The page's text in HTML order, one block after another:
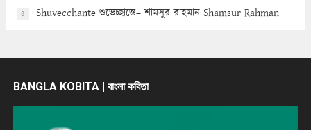
8 Shuvecchante শুভেচ্ছান্তে– শামসুর রাহমান Shamsur Rahman
BANGLA KOBITA | বাংলা কবিতা